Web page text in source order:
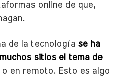
online de que,
de la tecnología se ha
sitios el tema de
en remoto. Esto es algo